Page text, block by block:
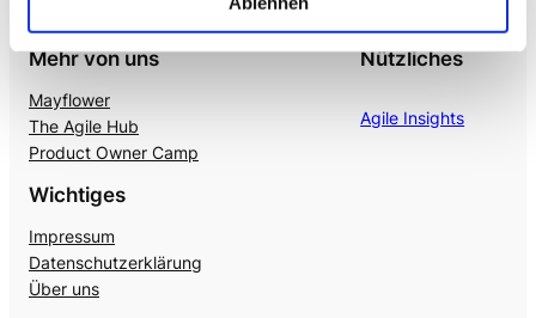
Mehr von uns
Mayflower
The Agile Hub
Product Owner Camp
Nützliches
Agile Insights
Wichtiges
Impressum
Datenschutzerklärung
Über uns